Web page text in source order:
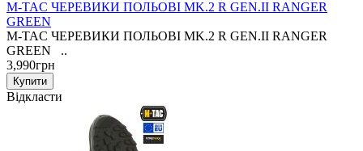
M-TAC ЧЕРЕВИКИ ПОЛЬОВІ MK.2 R GEN.II RANGER
GREEN
M-TAC ЧЕРЕВИКИ ПОЛЬОВІ MK.2 R GEN.II RANGER
GREEN ..
3,990грн
Відкласти